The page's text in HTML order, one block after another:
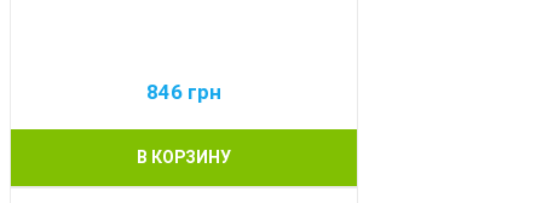
846 грн
В КОРЗИНУ